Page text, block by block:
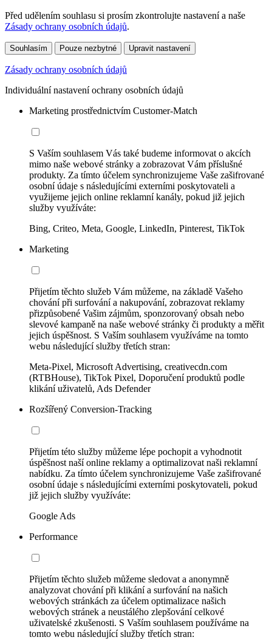
Před udělením souhlasu si prosím zkontrolujte nastavení a naše
Zásady ochrany osobních údajů.
Souhlasím Pouze nezbytné Upravit nastavení
Zásady ochrany osobních údajů
Individuální nastavení ochrany osobních údajů
Marketing prostřednictvím Customer-Match
S Vaším souhlasem Vás také budeme informovat o akcích
mimo naše webové stránky a zobrazovat Vám příslušné
produkty. Za tímto účelem synchronizujeme Vaše zašifrované
osobní údaje s následujícími externími poskytovateli a
využijeme jejich online reklamní kanály, pokud již jejich
služby využíváte:
Bing, Criteo, Meta, Google, LinkedIn, Pinterest, TikTok
Marketing
Přijetím těchto služeb Vám můžeme, na základě Vašeho
chování při surfování a nakupování, zobrazovat reklamy
přizpůsobené Vašim zájmům, sponzorovaný obsah nebo
slevové kampaně na naše webové stránky či produkty a měřit
jejich úspěšnost. S Vaším souhlasem využíváme na tomto
webu následující služby třetích stran:
Meta-Pixel, Microsoft Advertising, creativecdn.com
(RTBHouse), TikTok Pixel, Doporučení produktů podle
klikání uživatelů, Ads Defender
Rozšířený Conversion-Tracking
Přijetím této služby můžeme lépe pochopit a vyhodnotit
úspěšnost naší online reklamy a optimalizovat naši reklamní
nabídku. Za tímto účelem synchronizujeme Vaše zašifrované
osobní údaje s následujícími externími poskytovateli, pokud
již jejich služby využíváte:
Google Ads
Performance
Přijetím těchto služeb můžeme sledovat a anonymně
analyzovat chování při klikání a surfování na našich
webových stránkách za účelem optimalizace našich
webových stránek a neustálého zlepšování celkové
uživatelské zkušenosti. S Vaším souhlasem používáme na
tomto webu následující služby třetích stran: